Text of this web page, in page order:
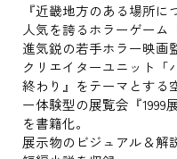
『近畿地方のある場所
人気を誇るホラーゲーム
進気鋭の若手ホラー映画
クリエイターユニット「
終わり』をテーマとする
ー体験型の展覧会『
を書籍化。
展示物のビジュアル＆解